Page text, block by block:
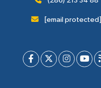
[email protected]